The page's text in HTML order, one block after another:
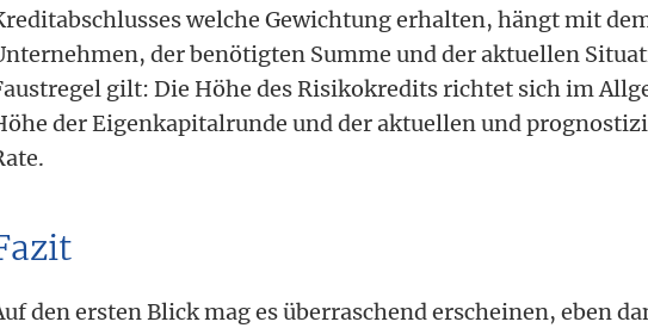
welche Gewichtung erhalten, hängt mit
der benötigten Summe und der aktuellen
gilt: Die Höhe des Risikokredits richtet sich im
der Eigenkapitalrunde und der aktuellen und
den ersten Blick mag es überraschend erscheinen, eben